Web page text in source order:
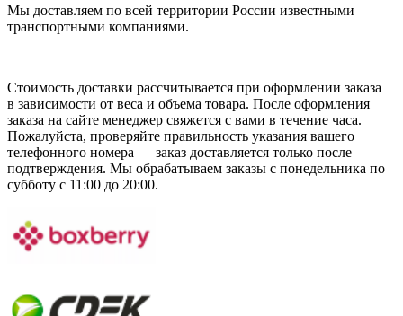
Мы доставляем по всей территории России известными
транспортными компаниями.
Стоимость доставки рассчитывается при оформлении заказа
в зависимости от веса и объема товара. После оформления
заказа на сайте менеджер свяжется с вами в течение часа.
Пожалуйста, проверяйте правильность указания вашего
телефонного номера — заказ доставляется только после
подтверждения. Мы обрабатываем заказы с понедельника по
субботу с 11:00 до 20:00.